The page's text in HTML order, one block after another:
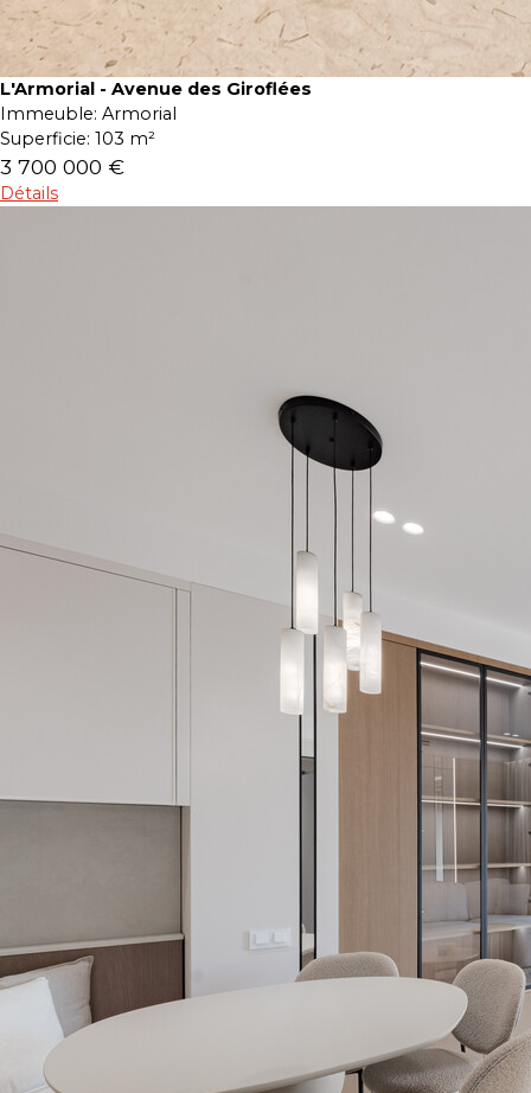
L'Armorial - Avenue des Giroflées
Immeuble: Armorial
Superficie: 103 m²
3 700 000 €
Détails